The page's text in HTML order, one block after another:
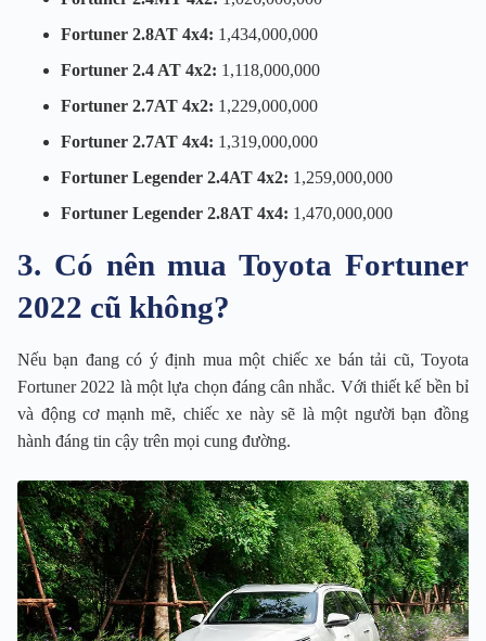
Fortuner 2.8AT 4x4: 1,434,000,000
Fortuner 2.4 AT 4x2: 1,118,000,000
Fortuner 2.7AT 4x2: 1,229,000,000
Fortuner 2.7AT 4x4: 1,319,000,000
Fortuner Legender 2.4AT 4x2: 1,259,000,000
Fortuner Legender 2.8AT 4x4: 1,470,000,000
3. Có nên mua Toyota Fortuner
2022 cũ không?
Nếu bạn đang có ý định mua một chiếc xe bán tải cũ, Toyota
Fortuner 2022 là một lựa chọn đáng cân nhắc. Với thiết kế bền bỉ
và động cơ mạnh mẽ, chiếc xe này sẽ là một người bạn đồng
hành đáng tin cậy trên mọi cung đường.